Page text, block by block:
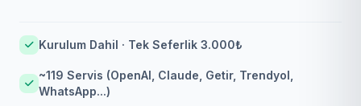
Kurulum Dahil · Tek Seferlik 3.000₺
~119 Servis (OpenAI, Claude, Getir, Trendyol,
WhatsApp...)